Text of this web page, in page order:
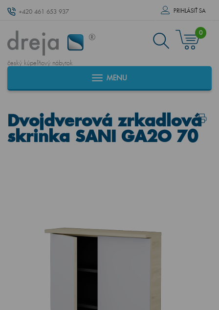
+420 461 653 937 PRIHLÁSIŤ SA
český kúpeľňový nábytok
0
MENU
Dvojdverová zrkadlová
skrinka SANI GA2O 70